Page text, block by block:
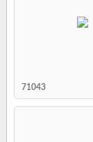
71043